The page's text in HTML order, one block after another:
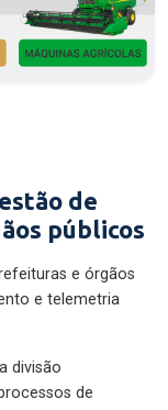
de
públicos
e órgãos
e telemetria
divisão
de